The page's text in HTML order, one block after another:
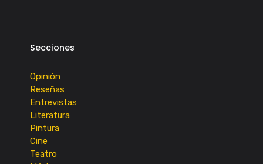
Secciones
Opinión
Reseñas
Entrevistas
Literatura
Pintura
Cine
Teatro